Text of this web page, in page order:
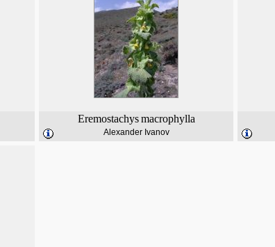
Eremostachys macrophylla
Alexander Ivanov